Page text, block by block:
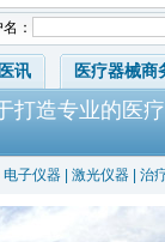
：
讯 医疗器械商
打造专业的医
电子仪器 激光仪器 治